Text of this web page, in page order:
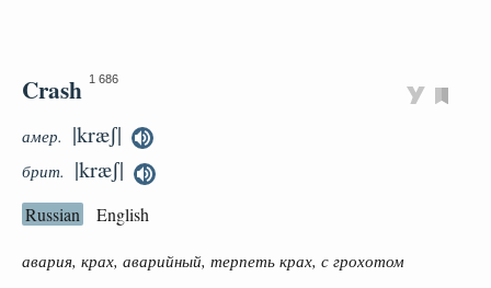
Crash 1 686
амер. |kræʃ|
брит. |kræʃ|
Russian English
авария, крах, аварийный, терпеть крах, с грохотом